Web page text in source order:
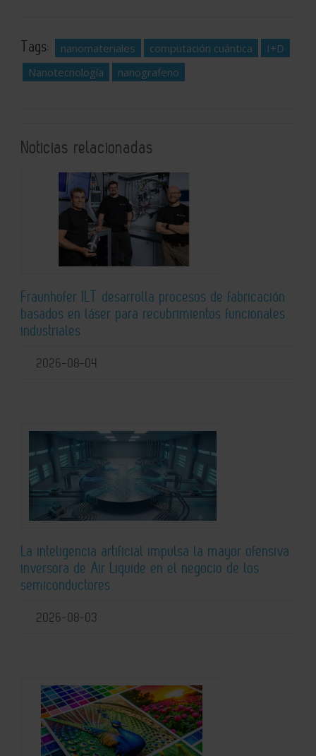
Tags: nanomateriales computación cuántica
I+D
Nanotecnología
nanografeno
Noticias relacionadas
Fraunhofer ILT desarrolla procesos de fabricación
basados en láser para recubrimientos funcionales
industriales
2026-08-04
La inteligencia artificial impulsa la mayor ofensiva
inversora de Air Liquide en el negocio de los
semiconductores
2026-08-03